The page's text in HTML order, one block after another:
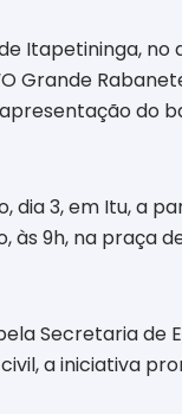
Itapetininga, no
Grande
do
dia 3, em Itu, a
às 9h, na praça
Secretaria de
a iniciativa